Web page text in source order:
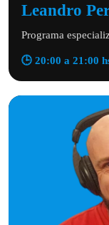
Leandro
Programa
🕒 20:00 a 21:00